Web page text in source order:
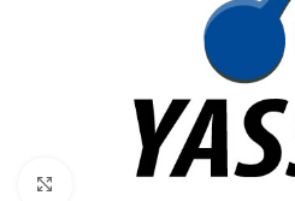
Click to enlarge